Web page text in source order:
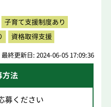
子育て支援制度あり
資格取得支援
最終更新日: 2024-06-05 17:09:36
方法
募ください